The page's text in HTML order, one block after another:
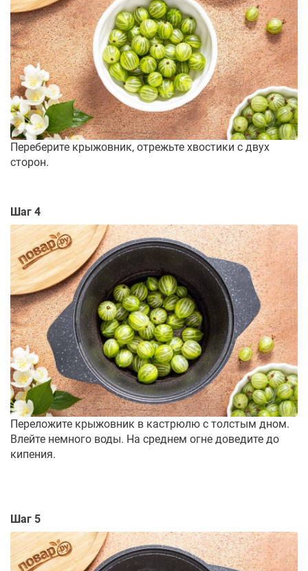
Переберите крыжовник, отрежьте хвостики с двух
сторон.
Шаг 4
Переложите крыжовник в кастрюлю с толстым дном.
Влейте немного воды. На среднем огне доведите до
кипения.
Шаг 5